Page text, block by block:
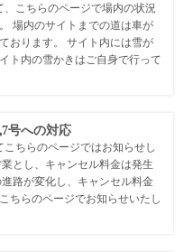
、こちらのページで場内の状況
場内のサイトまでの道は車が
おります。 サイト内には雪が
ト内の雪かきはご自身で行って
7号への対応
こちらのページではお知らせし
とし、キャンセル料金は発生
路が変化し、キャンセル料金
ちらのページでお知らせいたし